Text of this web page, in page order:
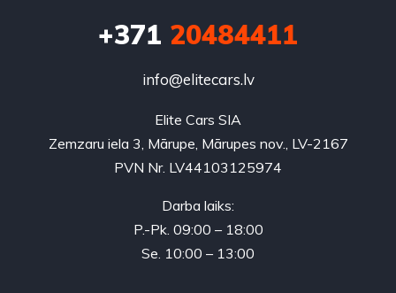
+371 20484411
info@elitecars.lv
Elite Cars SIA
Zemzaru iela 3, Mārupe, Mārupes nov., LV-2167
PVN Nr. LV44103125974
Darba laiks:
P.-Pk. 09:00 – 18:00
Se. 10:00 – 13:00